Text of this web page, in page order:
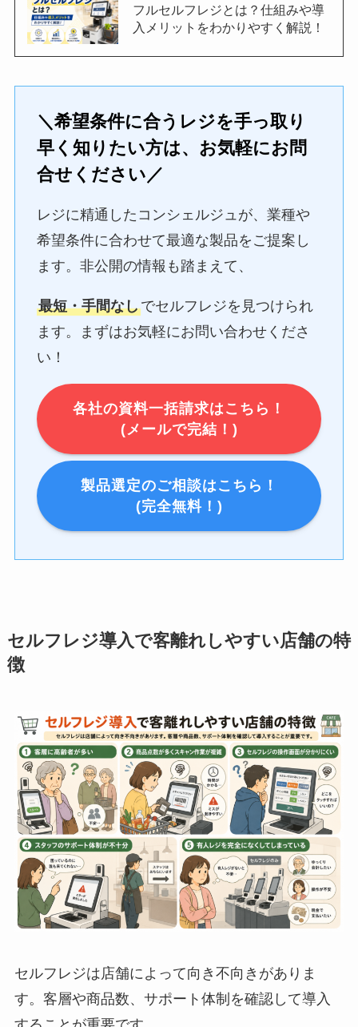
フルセルフレジとは？仕組みや導
入メリットをわかりやすく解説！
＼希望条件に合うレジを手っ取り
早く知りたい方は、お気軽にお問
合せください／
レジに精通したコンシェルジュが、業種や
希望条件に合わせて最適な製品をご提案し
ます。非公開の情報も踏まえて、
最短・手間なしでセルフレジを見つけられ
ます。まずはお気軽にお問い合わせくださ
い！
各社の資料一括請求はこちら！
(メールで完結！)
製品選定のご相談はこちら！
(完全無料！)
セルフレジ導入で客離れしやすい店舗の特
徴
セルフレジは店舗によって向き不向きがありま
す。客層や商品数、サポート体制を確認して導入